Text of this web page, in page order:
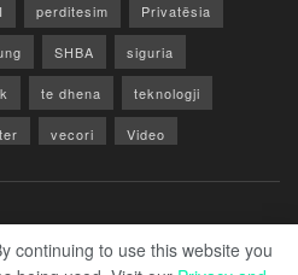
perditesim Privatësia
SHBA siguria
te dhena teknologji
vecori Video
continuing to use this website you